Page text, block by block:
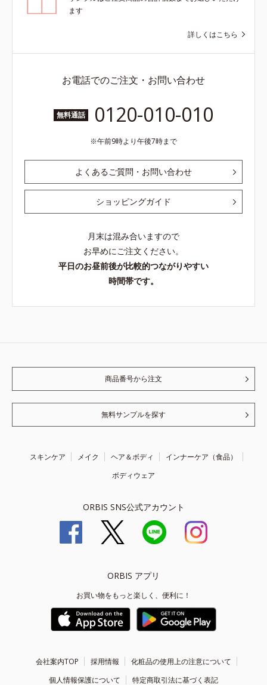
ます
詳しくはこちら
お電話でのご注文・お問い合わせ
無料通話 0120-010-010
午前9時より午後7時まで
よくあるご質問・お問い合わせ
ショッピングガイド
月末は混み合いますので
お早めにご注文ください。
平日のお昼前後が比較的つながりやすい
時間帯です。
商品番号から注文
無料サンプルを探す
スキンケア メイク ヘア＆ボディ
インナーケア（食品）
ボディウェア
ORBIS SNS公式アカウント
ORBIS アプリ
お買い物をもっと楽しく、便利に！
会社案内TOP 採用情報
化粧品の使用上の注意について
個人情報保護について
特定商取引法に基づく表記